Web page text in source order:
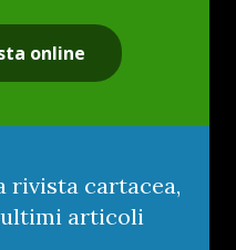
online
rivista cartacea,
articoli